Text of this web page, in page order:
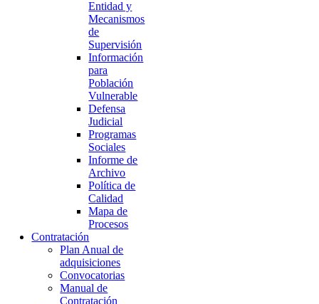
Entidad y
Mecanismos
de
Supervisión
Información
para
Población
Vulnerable
Defensa
Judicial
Programas
Sociales
Informe de
Archivo
Política de
Calidad
Mapa de
Procesos
Contratación
Plan Anual de
adquisiciones
Convocatorias
Manual de
Contratación